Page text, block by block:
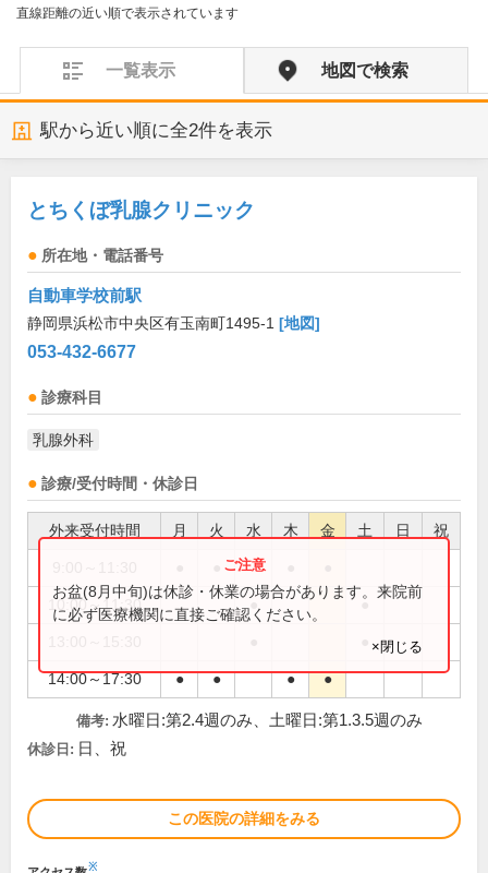
直線距離の近い順で表示されています
一覧表示 地図で検索
駅から近い順に全2件を表示
とちくぼ乳腺クリニック
所在地・電話番号
自動車学校前駅
静岡県浜松市中央区有玉南町1495-1 [地図]
053-432-6677
診療科目
乳腺外科
診療/受付時間・休診日
外来受付時間 月 火 水 木 金 土 日 祝
10:00～11:30 ● ●
14:00～17:30 ● ● ● ●
お盆(8月中旬)は休診・休業の場合があります。来院前
に必ず医療機関に直接ご確認ください。
×閉じる
備考: 水曜日:第2.4週のみ、土曜日:第1.3.5週のみ
休診日: 日、祝
この医院の詳細をみる
※